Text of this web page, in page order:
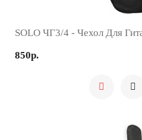
SOLO ЧГ3/4 - Чехол Для
850р.